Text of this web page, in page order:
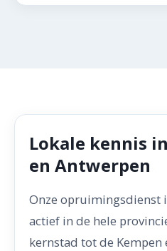
Lokale kennis
en Antwerpen
Onze opruimingsdienst
actief in de hele
kernstad tot de Kempen